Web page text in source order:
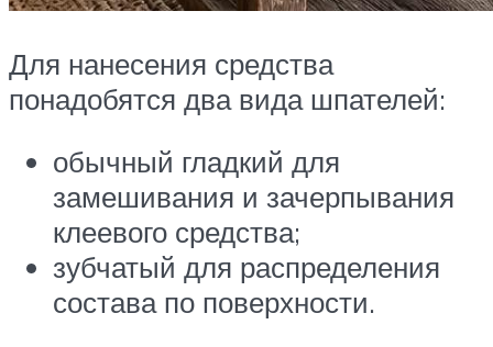
Для нанесения средства
понадобятся два вида шпателей:
обычный гладкий для
замешивания и зачерпывания
клеевого средства;
зубчатый для распределения
состава по поверхности.